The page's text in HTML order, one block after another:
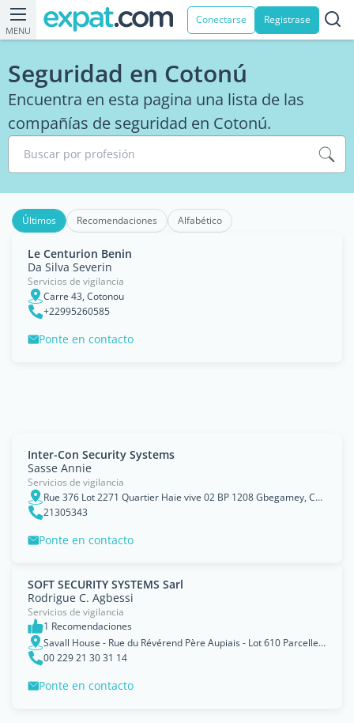
MENU
Conectarse Registrase
Seguridad en Cotonú
Encuentra en esta pagina una lista de las
compañías de seguridad en Cotonú.
Buscar por profesión
Últimos Recomendaciones Alfabético
Le Centurion Benin
Da Silva Severin
Servicios de vigilancia
Carre 43, Cotonou
+22995260585
Ponte en contacto
Inter-Con Security Systems
Sasse Annie
Servicios de vigilancia
Rue 376 Lot 2271 Quartier Haie vive 02 BP 1208 Gbegamey, Cotonou
21305343
Ponte en contacto
SOFT SECURITY SYSTEMS Sarl
Rodrigue C. Agbessi
Servicios de vigilancia
1 Recomendaciones
Savall House - Rue du Révérend Père Aupiais - Lot 610 Parcelle J - Quartier St Jean
00 229 21 30 31 14
Ponte en contacto